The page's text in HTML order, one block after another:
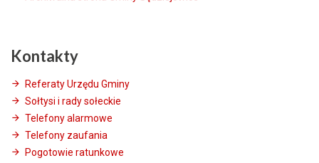
Kontakty
Referaty Urzędu Gminy
Sołtysi i rady sołeckie
Telefony alarmowe
Telefony zaufania
Pogotowie ratunkowe